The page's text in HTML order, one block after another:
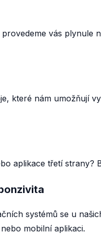
vás
které nám umožňují
aplikace třetí
systémů se u
mobilní aplikaci.